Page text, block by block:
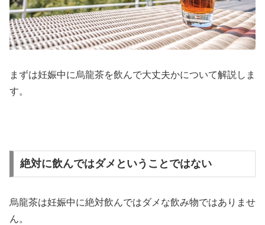
まずは妊娠中に烏龍茶を飲んで大丈夫かについて解説しま
す。
絶対に飲んではダメということではない
烏龍茶は妊娠中に絶対飲んではダメな飲み物ではありませ
ん。